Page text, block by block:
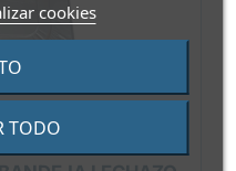
cookies
TODO